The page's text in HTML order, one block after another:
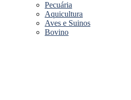
Pecuária
Aquicultura
Aves e Suinos
Bovino